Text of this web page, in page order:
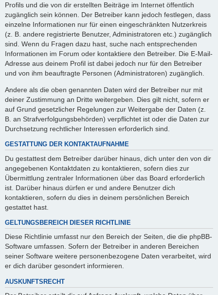
Profils und die von dir erstellten Beiträge im Internet öffentlich
zugänglich sein können. Der Betreiber kann jedoch festlegen, dass
einzelne Informationen nur für einen eingeschränkten Nutzerkreis
(z. B. andere registrierte Benutzer, Administratoren etc.) zugänglich
sind. Wenn du Fragen dazu hast, suche nach entsprechenden
Informationen im Forum oder kontaktiere den Betreiber. Die E-Mail-
Adresse aus deinem Profil ist dabei jedoch nur für den Betreiber
und von ihm beauftragte Personen (Administratoren) zugänglich.
Andere als die oben genannten Daten wird der Betreiber nur mit
deiner Zustimmung an Dritte weitergeben. Dies gilt nicht, sofern er
auf Grund gesetzlicher Regelungen zur Weitergabe der Daten (z.
B. an Strafverfolgungsbehörden) verpflichtet ist oder die Daten zur
Durchsetzung rechtlicher Interessen erforderlich sind.
GESTATTUNG DER KONTAKTAUFNAHME
Du gestattest dem Betreiber darüber hinaus, dich unter den von dir
angegebenen Kontaktdaten zu kontaktieren, sofern dies zur
Übermittlung zentraler Informationen über das Board erforderlich
ist. Darüber hinaus dürfen er und andere Benutzer dich
kontaktieren, sofern du dies in deinem persönlichen Bereich
gestattet hast.
GELTUNGSBEREICH DIESER RICHTLINIE
Diese Richtlinie umfasst nur den Bereich der Seiten, die die phpBB-
Software umfassen. Sofern der Betreiber in anderen Bereichen
seiner Software weitere personenbezogene Daten verarbeitet, wird
er dich darüber gesondert informieren.
AUSKUNFTSRECHT